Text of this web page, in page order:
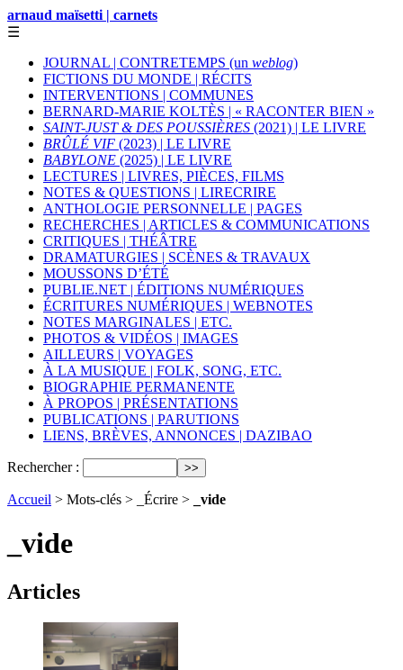
arnaud maïsetti | carnets
☰
JOURNAL | CONTRETEMPS (un weblog)
FICTIONS DU MONDE | RÉCITS
INTERVENTIONS | COMMUNES
BERNARD-MARIE KOLTÈS | « RACONTER BIEN »
SAINT-JUST & DES POUSSIÈRES (2021) | LE LIVRE
BRÛLÉ VIF (2023) | LE LIVRE
BABYLONE (2025) | LE LIVRE
LECTURES | LIVRES, PIÈCES, FILMS
NOTES & QUESTIONS | LIRECRIRE
ANTHOLOGIE PERSONNELLE | PAGES
RECHERCHES | ARTICLES & COMMUNICATIONS
CRITIQUES | THÉÂTRE
DRAMATURGIES | SCÈNES & TRAVAUX
MOUSSONS D’ÉTÉ
PUBLIE.NET | ÉDITIONS NUMÉRIQUES
ÉCRITURES NUMÉRIQUES | WEBNOTES
NOTES MARGINALES | ETC.
PHOTOS & VIDÉOS | IMAGES
AILLEURS | VOYAGES
À LA MUSIQUE | FOLK, SONG, ETC.
BIOGRAPHIE PERMANENTE
À PROPOS | PRÉSENTATIONS
PUBLICATIONS | PARUTIONS
LIENS, BRÈVES, ANNONCES | DAZIBAO
Rechercher :
Accueil > Mots-clés > _Écrire > _vide
_vide
Articles